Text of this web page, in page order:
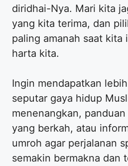
diridhai-Nya. Mari kita
yang kita terima, dan
paling amanah saat kita
harta kita.
​Ingin mendapatkan
seputar gaya hidup
menenangkan,
yang berkah, atau
umroh agar perjalanan
semakin bermakna dan